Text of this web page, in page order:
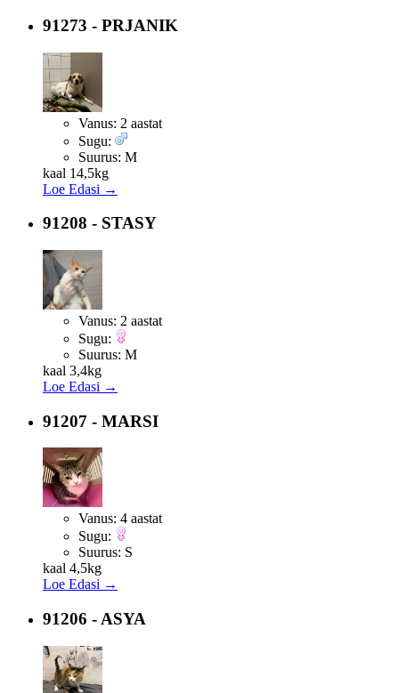
91273 - PRJANIK
Vanus: 2 aastat
Sugu:
Suurus: M
kaal 14,5kg
Loe Edasi →
91208 - STASY
Vanus: 2 aastat
Sugu:
Suurus: M
kaal 3,4kg
Loe Edasi →
91207 - MARSI
Vanus: 4 aastat
Sugu:
Suurus: S
kaal 4,5kg
Loe Edasi →
91206 - ASYA